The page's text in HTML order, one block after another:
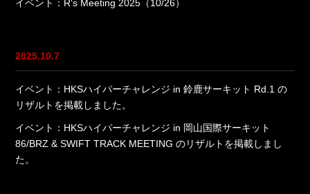
イベント：R's Meeting 2025（10/26）
2025.10.7
イベント：HKSハイパーチャレンジ in 鈴鹿サーキット Rd.1 の
リザルトを掲載しました。
イベント：HKSハイパーチャレンジ in 岡山国際サーキット
86/BRZ & SWIFT TRACK MEETING のリザルトを掲載しまし
た。